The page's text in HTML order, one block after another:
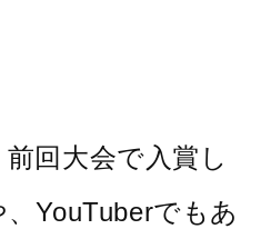
回大会で入賞し
YouTuberでもあ